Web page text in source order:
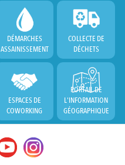
DÉMARCHES
ASSAINISSEMENT
COLLECTE DE
DÉCHETS
ESPACES DE
COWORKING
PORTAIL DE
L'INFORMATION
GÉOGRAPHIQUE